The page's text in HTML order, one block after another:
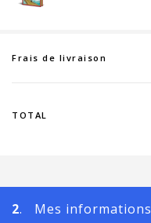
Frais de livraison
TOTAL
2. Mes informations